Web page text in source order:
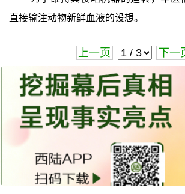
直接输注动物新鲜血液的设想。
上一页 下一